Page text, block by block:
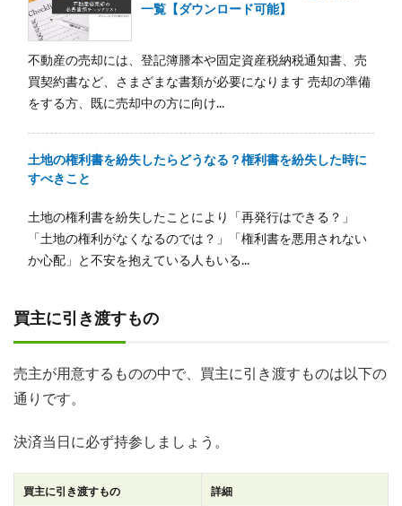
一覧【ダウンロード可能】
不動産の売却には、登記簿謄本や固定資産税納税通知書、売
買契約書など、さまざまな書類が必要になります 売却の準備
をする方、既に売却中の方に向け...
土地の権利書を紛失したらどうなる？権利書を紛失した時に
すべきこと
土地の権利書を紛失したことにより「再発行はできる？」
「土地の権利がなくなるのでは？」「権利書を悪用されない
か心配」と不安を抱えている人もいる...
買主に引き渡すもの
売主が用意するものの中で、買主に引き渡すものは以下の
通りです。
決済当日に必ず持参しましょう。
買主に引き渡すもの 詳細